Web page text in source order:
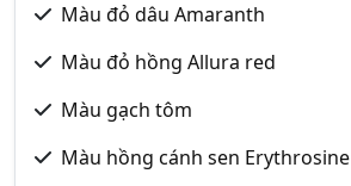
Màu đỏ dâu Amaranth
Màu đỏ hồng Allura red
Màu gạch tôm
Màu hồng cánh sen Erythrosine